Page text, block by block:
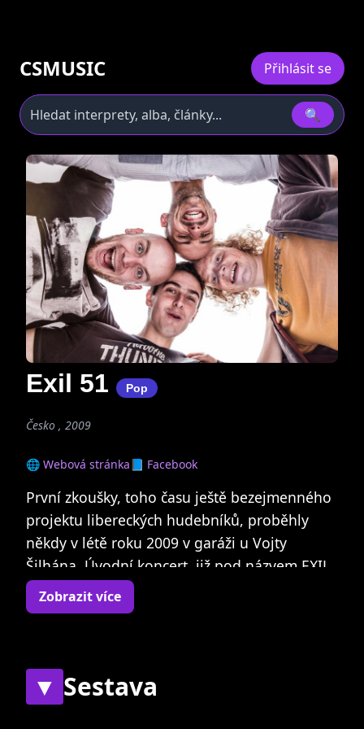
CSMUSIC Přihlásit se
🔍
Exil 51 Pop
Česko , 2009
🌐 Webová stránka📘 Facebook
První zkoušky, toho času ještě bezejmenného
projektu libereckých hudebníků, proběhly
někdy v létě roku 2009 v garáži u Vojty
Šilhána. Úvodní koncert, již pod názvem EXIL
51, se uskutečnil 12. prosince 2010 v
jabloneckém Klubu Na Rampě. Za těch pět let,
než 40 písní, odehráno přes 120 koncertů,
vydáno CD Pálíme vlaštovky (2010), EP Zbrusu
Zobrazit více
▼ Sestava